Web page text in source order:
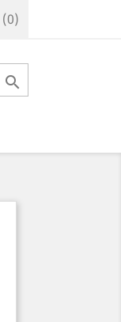
(0)
